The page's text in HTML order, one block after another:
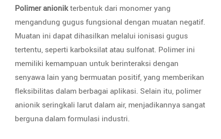
Polimer anionikterbentuk dari monomer yang
mengandung gugus fungsional dengan muatan negatif.
Muatan ini dapat dihasilkan melalui ionisasi gugus
tertentu, seperti karboksilat atau sulfonat. Polimer ini
memiliki kemampuan untuk berinteraksi dengan
senyawa lain yang bermuatan positif, yang memberikan
fleksibilitas dalam berbagai aplikasi. Selain itu, polimer
anionik seringkali larut dalam air, menjadikannya sangat
berguna dalam formulasi industri.